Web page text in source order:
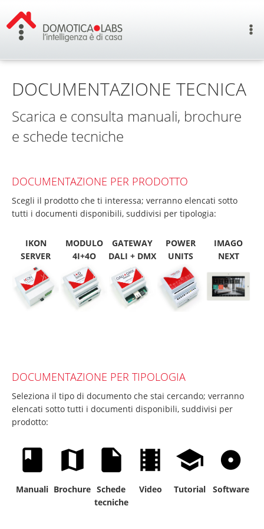
DOCUMENTAZIONE TECNICA
Scarica e consulta manuali, brochure
e schede tecniche
DOCUMENTAZIONE PER PRODOTTO
Scegli il prodotto che ti interessa; verranno elencati sotto
tutti i documenti disponibili, suddivisi per tipologia:
IKON
SERVER
MODULO
4I+4O
GATEWAY
DALI + DMX
POWER
UNITS
IMAGO
NEXT
DOCUMENTAZIONE PER TIPOLOGIA
Seleziona il tipo di documento che stai cercando; verranno
elencati sotto tutti i documenti disponibili, suddivisi per
prodotto:
Manuali Brochure Schede
tecniche
Video Tutorial Software